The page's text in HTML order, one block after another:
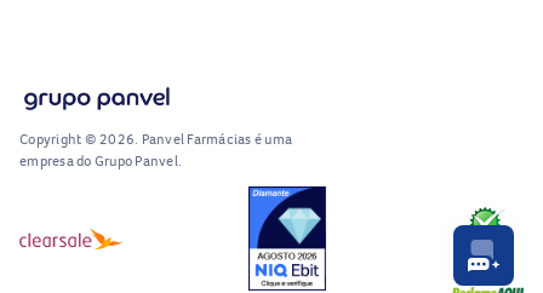
Copyright © 2026. Panvel Farmácias é uma
empresa do Grupo Panvel.
RA1000